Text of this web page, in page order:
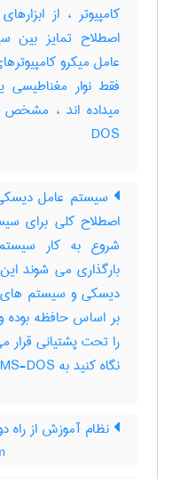
کامپیوتر ، از
اصطلاح تمایز بین
عامل میکرو
فقط نوار مغناطیسی
DOS
اصطلاح کلی برای
شروع به کار سیستم
بارگذاری می شوند
دیسکی و سیستم های
بر اساس حافظه بوده
را تحت پشتیانی
نگاه کنید به MS-DOS
نظام آموزش از راه